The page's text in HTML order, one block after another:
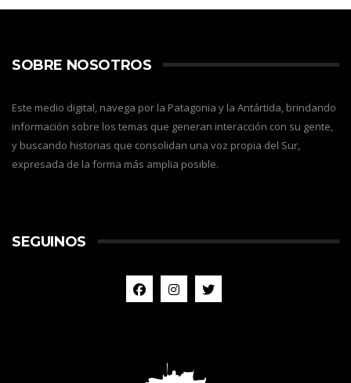
SOBRE NOSOTROS
Este medio digital, navega por la Patagonia y la Antártida, brindando
información sobre los temas que generan interacción con su gente,
y buscando historias que consolidan una voz propia del Sur,
expresada de la forma más amplia posible.
SEGUINOS